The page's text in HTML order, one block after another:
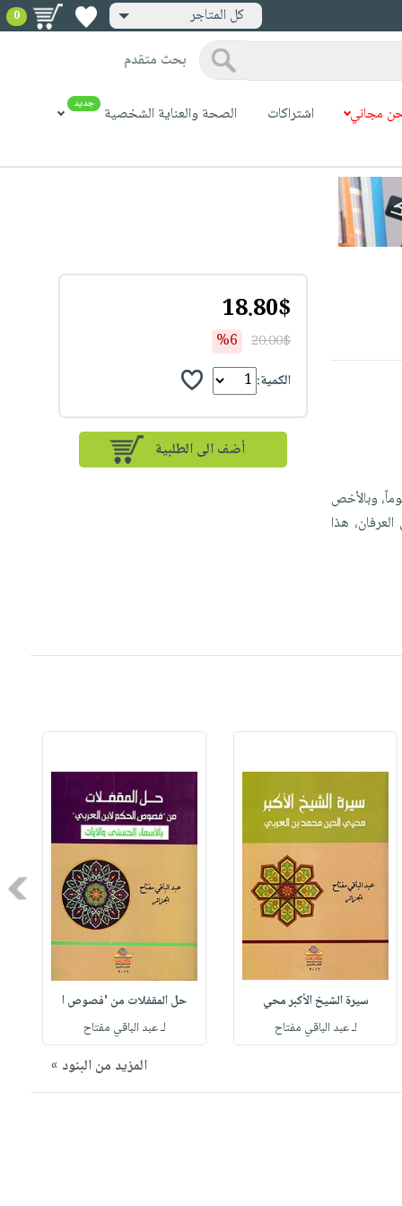
كل المتاجر 0
بحث متقدم
مجاني اشتراكات الصحة والعناية الشخصية جديد
وبالأخص
هذا
18.80$
20.00$
%6
الكمية:
أضف الى الطلبية
سيرة الشيخ الأكبر محي
لـ عبد الباقي مفتاح
حل المقفلات من 'فصوص ا
لـ عبد الباقي مفتاح
المزيد من البنود »